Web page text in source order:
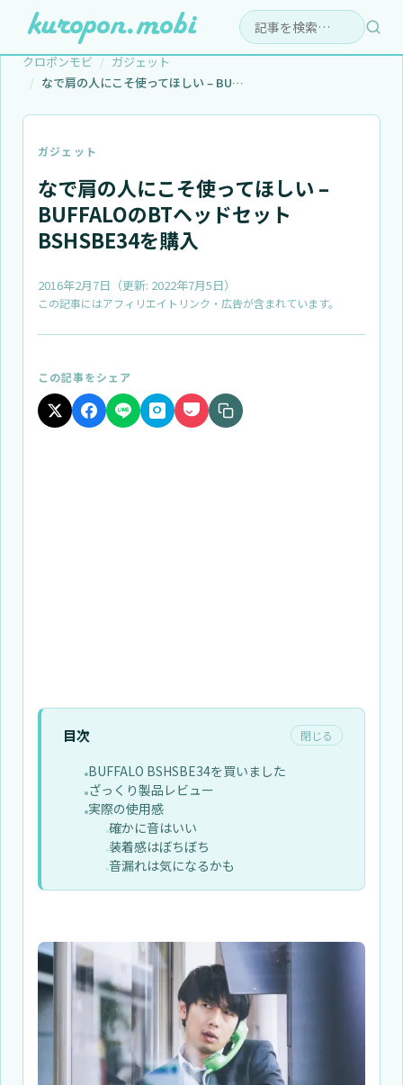
検索:
クロポンモビ
ガジェット
なで肩の人にこそ使ってほしい – BU…
ガジェット
なで肩の人にこそ使ってほしい –
BUFFALOのBTヘッドセット
BSHSBE34を購入
2016年2月7日 （更新: 2022年7月5日）
この記事にはアフィリエイトリンク・広告が含まれています。
この記事をシェア
目次 閉じる
BUFFALO BSHSBE34を買いました
ざっくり製品レビュー
実際の使用感
確かに音はいい
装着感はぼちぼち
音漏れは気になるかも